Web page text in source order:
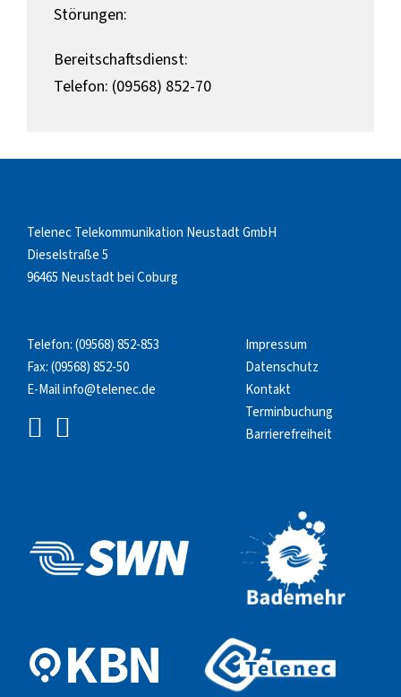
Störungen:
Bereitschaftsdienst:
Telefon: (09568) 852-70
Telenec Telekommunikation Neustadt GmbH
Dieselstraße 5
96465 Neustadt bei Coburg
Telefon:(09568) 852-853
Fax: (09568) 852-50
E-Mailinfo@telenec.de
Impressum
Datenschutz
Kontakt
Terminbuchung
Barrierefreiheit